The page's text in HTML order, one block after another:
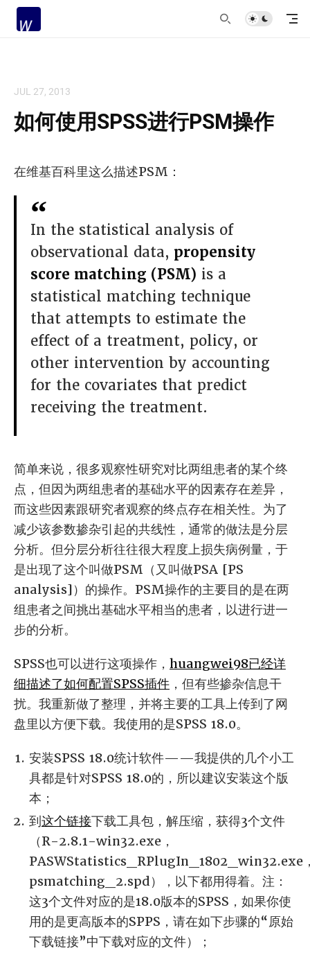
JUL 27, 2013
如何使用SPSS进行PSM操作
在维基百科里这么描述PSM：
In the statistical analysis of
observational data, propensity
score matching (PSM) is a
statistical matching technique
that attempts to estimate the
effect of a treatment, policy, or
other intervention by accounting
for the covariates that predict
receiving the treatment.
简单来说，很多观察性研究对比两组患者的某个终
点，但因为两组患者的基础水平的因素存在差异，
而这些因素跟研究者观察的终点存在相关性。为了
减少该参数掺杂引起的共线性，通常的做法是分层
分析。但分层分析往往很大程度上损失病例量，于
是出现了这个叫做PSM（又叫做PSA [PS
analysis]）的操作。PSM操作的主要目的是在两
组患者之间挑出基础水平相当的患者，以进行进一
步的分析。
SPSS也可以进行这项操作， huangwei98已经详
细描述了如何配置SPSS插件 ，但有些掺杂信息干
扰。我重新做了整理，并将主要的工具上传到了网
盘里以方便下载。我使用的是SPSS 18.0。
安装SPSS 18.0统计软件——我提供的几个小工
具都是针对SPSS 18.0的，所以建议安装这个版
本；
到这个链接下载工具包，解压缩，获得3个文件
（R-2.8.1-win32.exe，
PASWStatistics_RPlugIn_1802_win32.exe
psmatching_2.spd），以下都用得着。注：
这3个文件对应的是18.0版本的SPSS，如果你使
用的是更高版本的SPPS，请在如下步骤的“原始
下载链接”中下载对应的文件）；